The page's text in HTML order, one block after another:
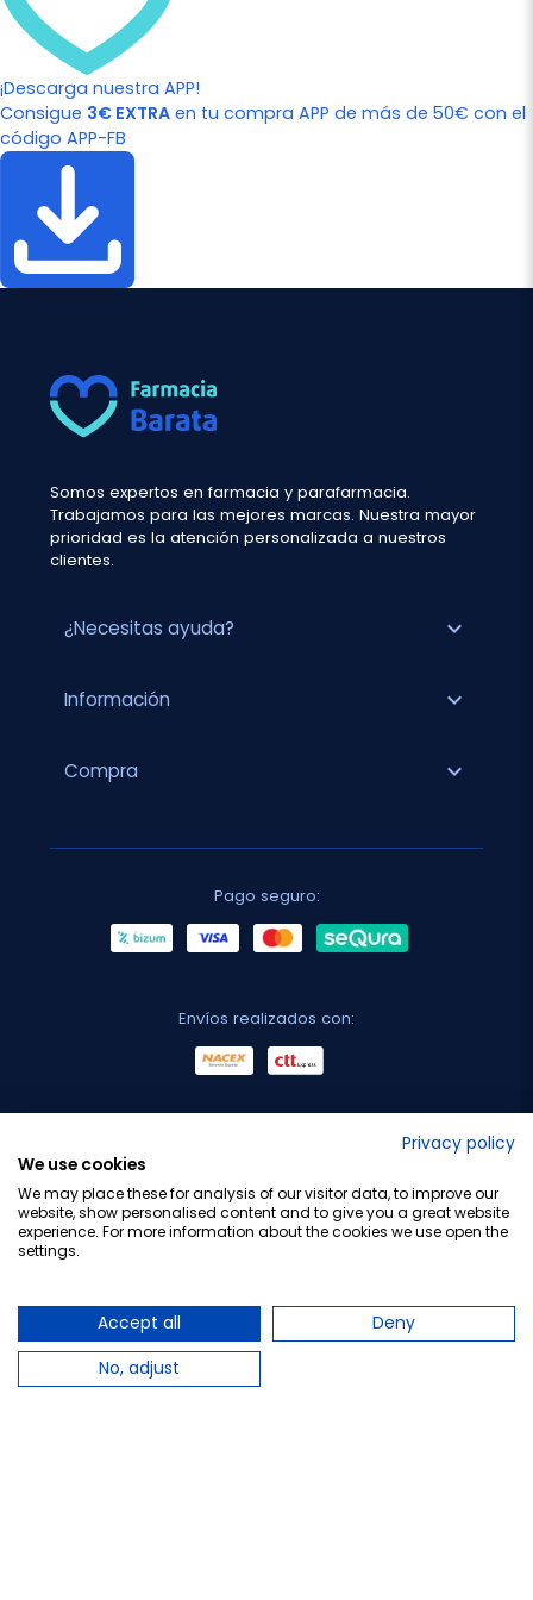
¡Descarga nuestra APP!
Consigue 3€ EXTRA en tu compra APP de más de 50€ con el
código APP-FB
Somos expertos en farmacia y parafarmacia.
Trabajamos para las mejores marcas. Nuestra mayor
prioridad es la atención personalizada a nuestros
clientes.
¿Necesitas ayuda? expand_more
Información expand_more
Compra expand_more
Pago seguro:
Envíos realizados con:
Privacy policy
We use cookies
We may place these for analysis of our visitor data, to improve our
website, show personalised content and to give you a great website
experience. For more information about the cookies we use open the
settings.
Accept all
Deny
No, adjust